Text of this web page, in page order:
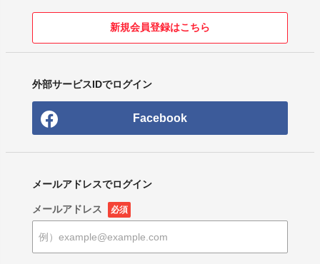
新規会員登録はこちら
外部サービスIDでログイン
Facebook
メールアドレスでログイン
メールアドレス 必須